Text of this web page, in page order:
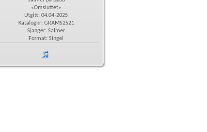
«Omsluttet»
Utgitt: 04.04-2025
Katalognr: GRAMS2521
Sjanger: Salmer
Format: Singel